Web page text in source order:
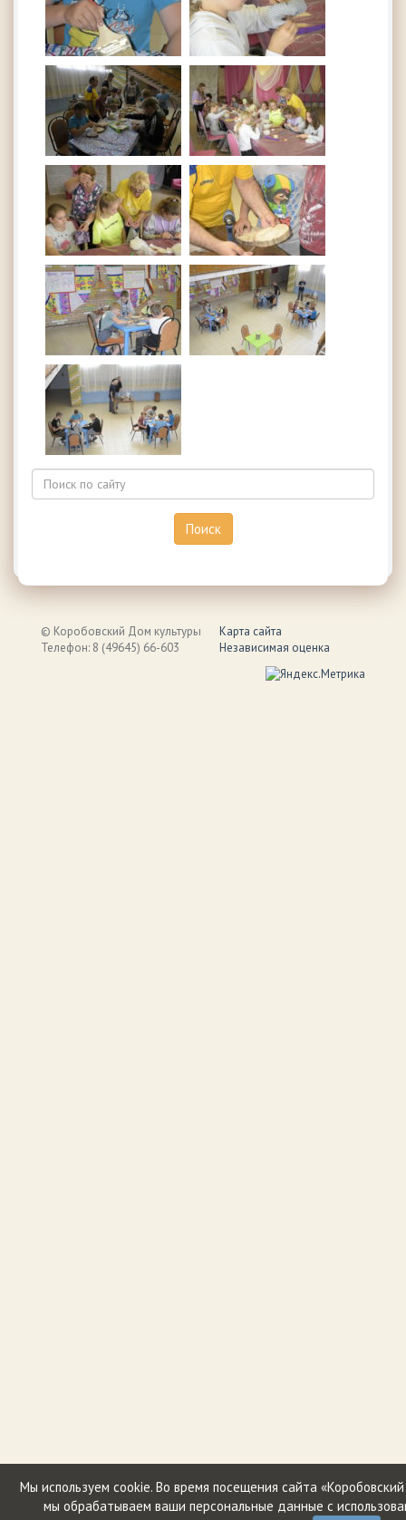
Мы используем сookie. Во время посещения сайта
мы обрабатываем ваши персональные данные с
© Коробовский Дом культуры
Телефон: 8 (49645) 66-603
Карта сайта
Независимая оценка